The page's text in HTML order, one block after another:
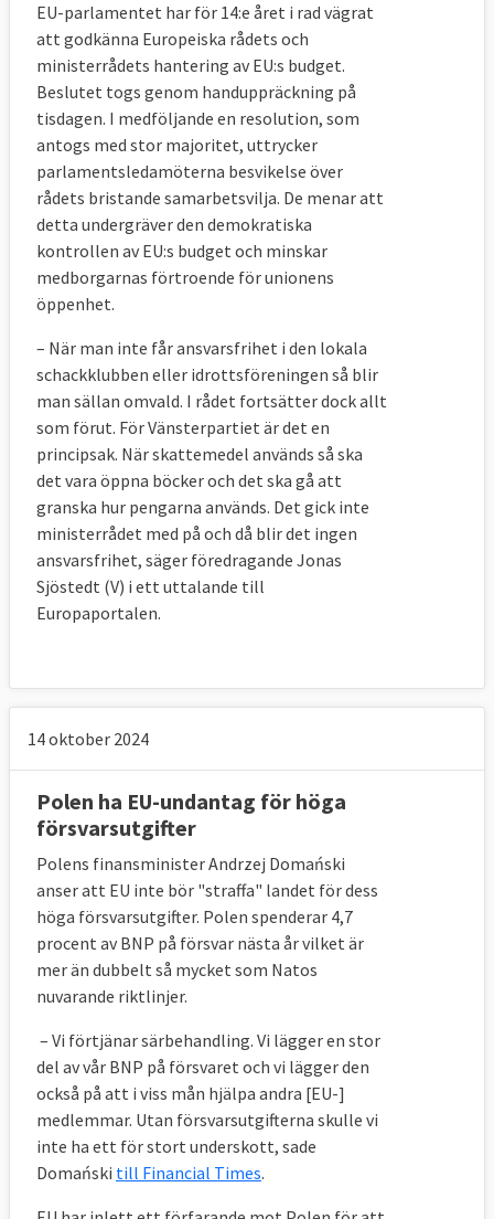
EU-parlamentet har för 14:e året i rad vägrat
att godkänna Europeiska rådets och
ministerrådets hantering av EU:s budget.
Beslutet togs genom handuppräckning på
tisdagen. I medföljande en resolution, som
antogs med stor majoritet, uttrycker
parlamentsledamöterna besvikelse över
rådets bristande samarbetsvilja. De menar att
detta undergräver den demokratiska
kontrollen av EU:s budget och minskar
medborgarnas förtroende för unionens
öppenhet.
– När man inte får ansvarsfrihet i den lokala
schackklubben eller idrottsföreningen så blir
man sällan omvald. I rådet fortsätter dock allt
som förut. För Vänsterpartiet är det en
principsak. När skattemedel används så ska
det vara öppna böcker och det ska gå att
granska hur pengarna används. Det gick inte
ministerrådet med på och då blir det ingen
ansvarsfrihet, säger föredragande Jonas
Sjöstedt (V) i ett uttalande till
Europaportalen.
14 oktober 2024
Polen ha EU-undantag för höga
försvarsutgifter
Polens finansminister Andrzej Domański
anser att EU inte bör "straffa" landet för dess
höga försvarsutgifter. Polen spenderar 4,7
procent av BNP på försvar nästa år vilket är
mer än dubbelt så mycket som Natos
nuvarande riktlinjer.
– Vi förtjänar särbehandling. Vi lägger en stor
del av vår BNP på försvaret och vi lägger den
också på att i viss mån hjälpa andra [EU-]
medlemmar. Utan försvarsutgifterna skulle vi
inte ha ett för stort underskott, sade
Domański till Financial Times.